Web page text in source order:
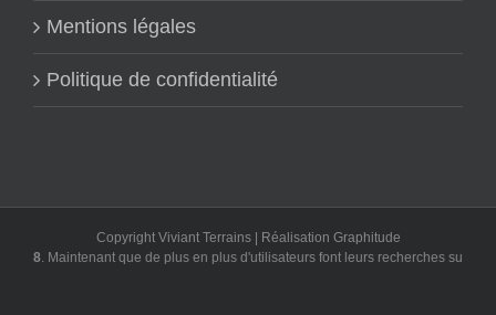
Mentions légales
Politique de confidentialité
Copyright Viviant Terrains | Réalisation Graphitude
que de plus en plus d'utilisateurs font leurs recherches sur Google,